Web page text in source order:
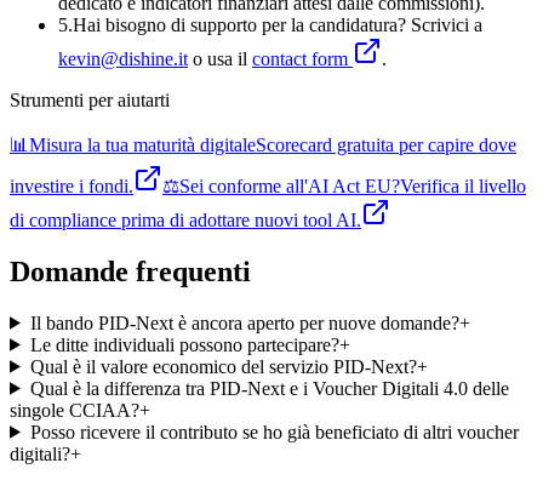
5.Hai bisogno di supporto per la candidatura? Scrivici a
kevin@dishine.it o usa il contact form
.
Strumenti per aiutarti
📊 Misura la tua maturità digitaleScorecard gratuita per capire dove
investire i fondi.
⚖️Sei conforme all'AI Act EU?Verifica il livello
di compliance prima di adottare nuovi tool AI.
Domande frequenti
Il bando PID-Next è ancora aperto per nuove domande?+
Le ditte individuali possono partecipare?+
Qual è il valore economico del servizio PID-Next?+
Qual è la differenza tra PID-Next e i Voucher Digitali 4.0 delle
singole CCIAA?+
Posso ricevere il contributo se ho già beneficiato di altri voucher
digitali?+